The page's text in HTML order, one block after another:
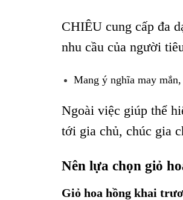
CHIÊU cung cấp đa
nhu cầu của người
Mang ý nghĩa may
Ngoài việc giúp thể
tới gia chủ, chúc gia
Nên lựa chọn giỏ
Giỏ hoa hồng khai